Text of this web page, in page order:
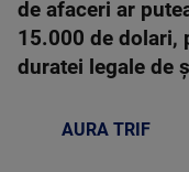
de afaceri ar
15.000 de dolari,
duratei legale de
AURA TRIF